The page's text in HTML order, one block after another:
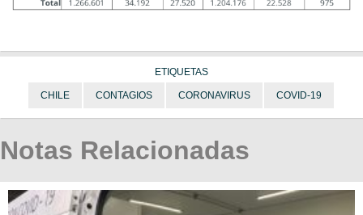
ETIQUETAS
CHILE CONTAGIOS CORONAVIRUS COVID-19
Notas Relacionadas